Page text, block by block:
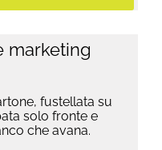
fustellata su
solo fronte e
che avana.